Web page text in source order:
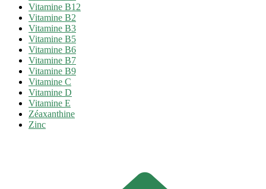
Vitamine B12
Vitamine B2
Vitamine B3
Vitamine B5
Vitamine B6
Vitamine B7
Vitamine B9
Vitamine C
Vitamine D
Vitamine E
Zéaxanthine
Zinc